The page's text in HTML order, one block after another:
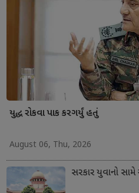
યુદ્ધ રોકવા પાક કરગર્યું હતું
August 06, Thu, 2026
સરકાર યુવાનો